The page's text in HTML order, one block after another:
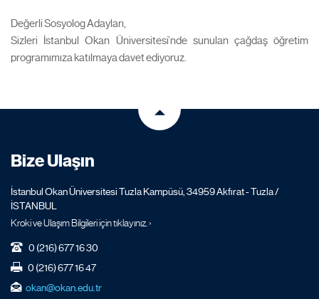
Değerli Sosyolog Adayları,
Sizleri İstanbul Okan Üniversitesi’nde sunulan çağdaş öğretim
programımıza katılmaya davet ediyoruz.
Bize Ulaşın
İstanbul Okan Üniversitesi Tuzla Kampüsü, 34959 Akfırat - Tuzla /
İSTANBUL
Kroki ve Ulaşım Bilgileri için tıklayınız. ›
0 (216) 677 16 30
0 (216) 677 16 47
okan@okan.edu.tr